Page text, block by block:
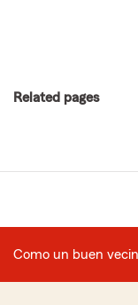
Related pages
Como un buen